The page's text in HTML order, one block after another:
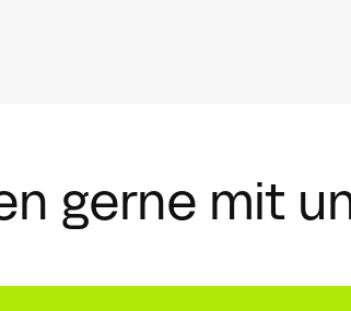
gerne mit